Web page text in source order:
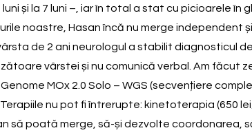
și la 7 luni –, iar în total a stat cu picioarele în
noastre, Hasan încă nu merge independent
de 2 ani neurologul a stabilit diagnosticul
vârstei și nu comunică verbal. Am făcut
MOx 2.0 Solo – WGS (secvențiere
nu pot fi întrerupte: kinetoterapia (650
să poată merge, să-și dezvolte coordonarea,